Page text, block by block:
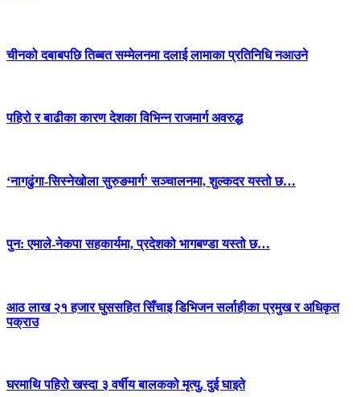
चीनको दबाबपछि तिब्बत सम्मेलनमा दलाई लामाका प्रतिनिधि नआउने
पहिरो र बाढीका कारण देशका विभिन्न राजमार्ग अवरुद्ध
‘नागढुंगा-सिस्नेखोला सुरुङमार्ग’ सञ्चालनमा, शुल्कदर यस्तो छ…
पुन: एमाले-नेकपा सहकार्यमा, प्रदेशको भागबण्डा यस्तो छ…
आठ लाख २१ हजार घुससहित सिँचाइ डिभिजन सर्लाहीका प्रमुख र अधिकृत
पक्राउ
घरमाथि पहिरो खस्दा ३ वर्षीय बालकको मृत्यु, दुई घाइते